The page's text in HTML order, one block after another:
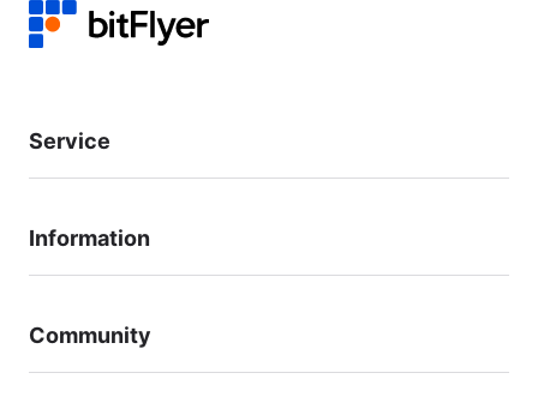
Service
Information
Community